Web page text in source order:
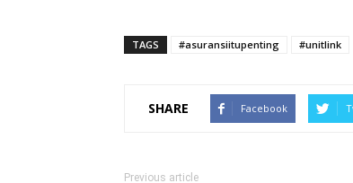
TAGS #asuransiitupenting #unitlink
SHARE Facebook
Previous article